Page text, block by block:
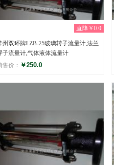
直降￥0.0
州双环牌LZB-25玻璃转子流量计,法兰
子流量计,气体液体流量计
售价： ￥250.0
分